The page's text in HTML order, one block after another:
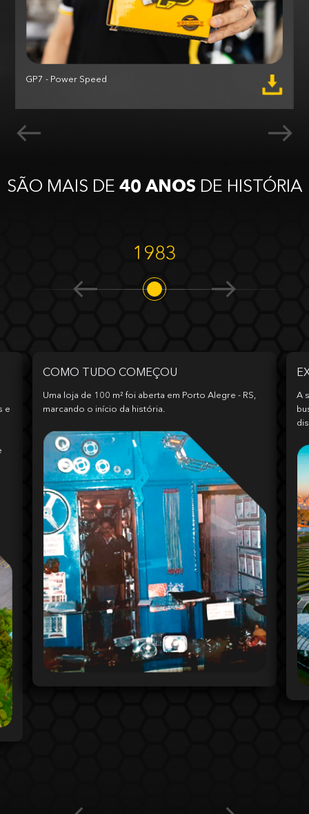
GP7 - Power Speed
SÃO MAIS DE 40 ANOS DE HISTÓRIA
1983
e
COMO TUDO COMEÇOU
Uma loja de 100 m² foi aberta em Porto Alegre - RS,
marcando o início da história.
A